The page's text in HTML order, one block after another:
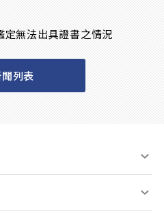
定無法出具證書之情況
列表